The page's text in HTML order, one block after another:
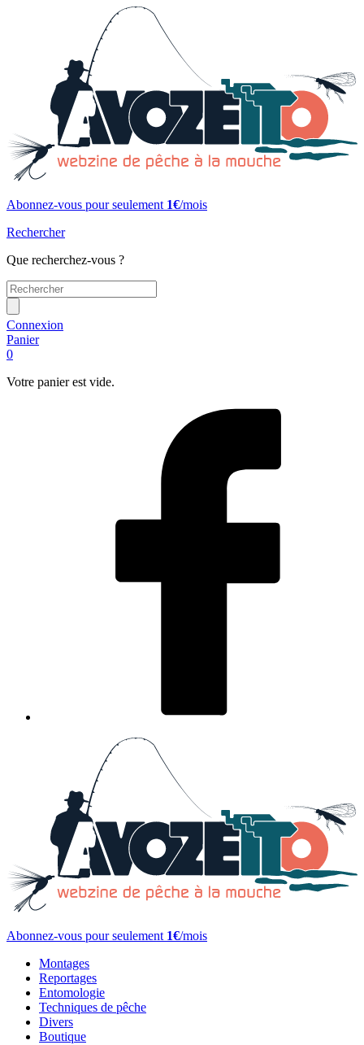
Abonnez-vous pour seulement 1€/mois
Rechercher
Que recherchez-vous ?
Connexion
Panier
0
Votre panier est vide.
Abonnez-vous pour seulement 1€/mois
Montages
Reportages
Entomologie
Techniques de pêche
Divers
Boutique